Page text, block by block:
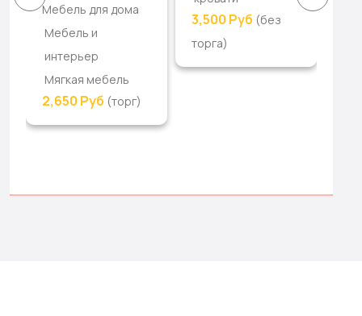
Мебель для дома
Мебель и
интерьер
Мягкая мебель
2,650 Руб (торг)
3,500 Руб (без
торга)